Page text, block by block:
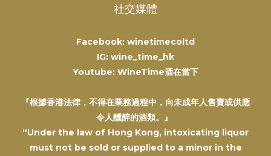
社交媒體
Facebook: winetimecoltd
IG: wine_time_hk
Youtube: WineTime酒在當下
『根據香港法律，不得在業務過程中，向未成年人售賣或供應
令人醺醉的酒類。』
“Under the law of Hong Kong, intoxicating liquor
must not be sold or supplied to a minor in the